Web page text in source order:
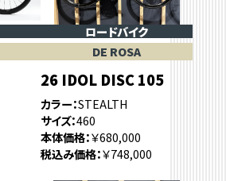
ロードバイク
DE ROSA
26 IDOL DISC 105
カラー STEALTH
サイズ 460
本体価格 ￥680,000
税込み価格 ￥748,000